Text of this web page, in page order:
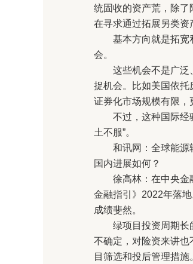
统固收的资产荒，除
在寻求通过拓展另类资
基本方向就是拓宽私
会。
这些机会不是广泛、
捉机会。比如美国依托
证券化市场规模有限，
不过，这种国际经验
土不服”。
和讯网：全球能源转
国内进展如何？
徐高林：在中央金融
金融指引》2022年落
成绩斐然。
绿项目投资周期长的
不确定，对险资来讲
目筛选和投后管理措施